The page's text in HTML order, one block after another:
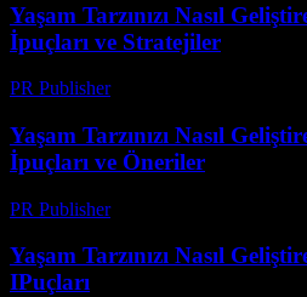
Yaşam Tarzınızı Nasıl
İpuçları ve Stratejiler
PR Publisher-
Yaşam Tarzınızı Nasıl
İpuçları ve Öneriler
PR Publisher-
Yaşam Tarzınızı Nasıl
IPuçları